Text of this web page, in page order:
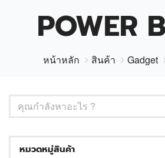
POWER
หน้าหลัก สินค้า Gadget
หมวดหมู่สินค้า